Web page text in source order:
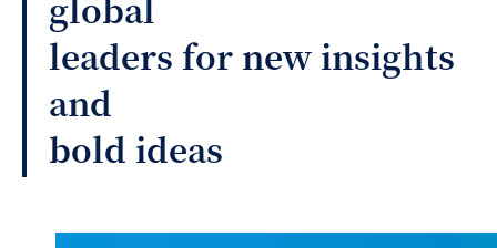
leaders for new insights
and
bold ideas